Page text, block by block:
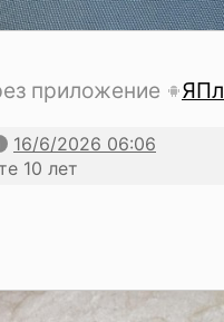
приложение
10 лет